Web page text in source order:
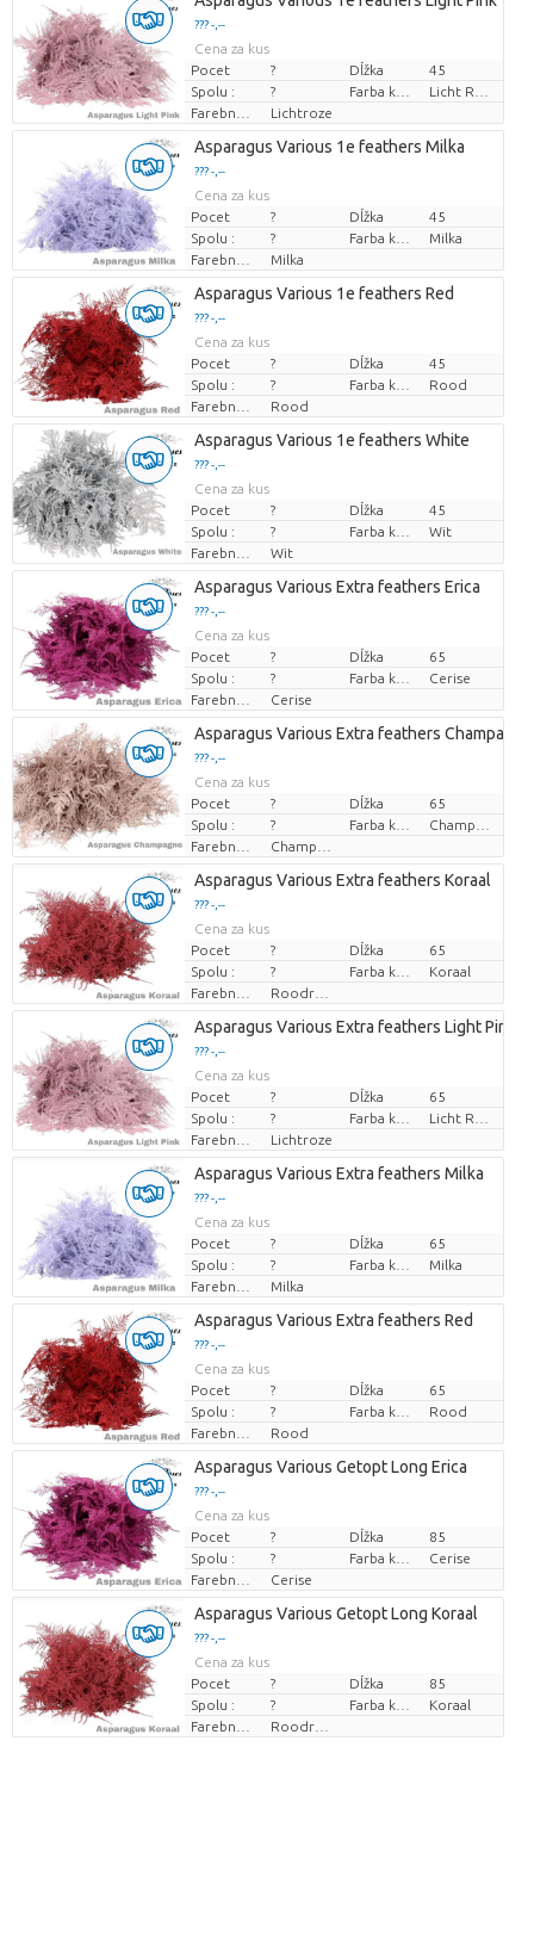
??? -,--
Cena za kus
Pocet
? Dĺžka
45
Spolu :
?
Lichtroze
Asparagus Various 1e feathers Milka
??? -,--
Cena za kus
Pocet
? Dĺžka
45
Spolu :
?
Milka
Milka
Asparagus Various 1e feathers Red
??? -,--
Cena za kus
Pocet
? Dĺžka
45
Spolu :
?
Rood
Rood
Asparagus Various 1e feathers White
??? -,--
Cena za kus
Pocet
? Dĺžka
45
Spolu :
?
Wit
Wit
Asparagus Various Extra feathers Erica
??? -,--
Cena za kus
Pocet
? Dĺžka
65
Spolu :
?
Cerise
Cerise
Asparagus Various Extra feathers Champagne
??? -,--
Cena za kus
Pocet
? Dĺžka
65
Spolu :
?
Asparagus Various Extra feathers Koraal
??? -,--
Cena za kus
Pocet
? Dĺžka
65
Spolu :
?
Koraal
Roodroze
Asparagus Various Extra feathers Light Pink
??? -,--
Cena za kus
Pocet
? Dĺžka
65
Spolu :
?
Lichtroze
Asparagus Various Extra feathers Milka
??? -,--
Cena za kus
Pocet
? Dĺžka
65
Spolu :
?
Milka
Milka
Asparagus Various Extra feathers Red
??? -,--
Cena za kus
Pocet
? Dĺžka
65
Spolu :
?
Rood
Rood
Asparagus Various Getopt Long Erica
??? -,--
Cena za kus
Pocet
? Dĺžka
85
Spolu :
?
Cerise
Cerise
Asparagus Various Getopt Long Koraal
??? -,--
Cena za kus
Pocet
? Dĺžka
85
Spolu :
?
Koraal
Roodroze